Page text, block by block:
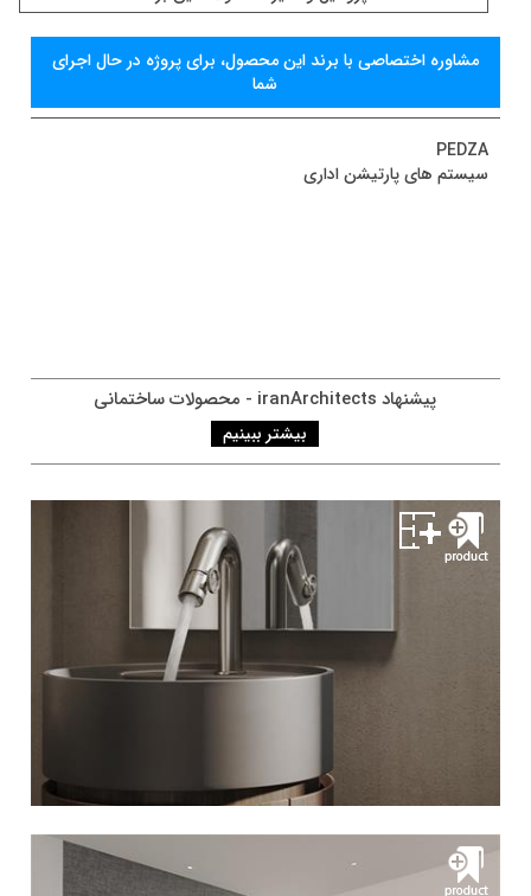
مشاوره اختصاصی با برند اين محصول، برای پروژه در حال اجرای
شما
PEDZA
سیستم های پارتیشن اداری
پيشنهاد iranArchitects - محصولات ساختمانی
بیشتر ببینیم